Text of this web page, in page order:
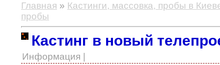
Главная » Кастинги, массовка, пробы в
пробы
Кастинг в новый
Информация |